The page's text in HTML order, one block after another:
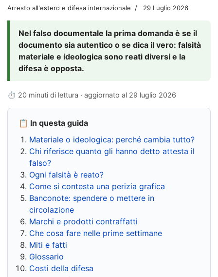
Arresto all'estero e difesa internazionale 29 Luglio 2026
Nel falso documentale la prima domanda è se il
documento sia autentico o se dica il vero: falsità
materiale e ideologica sono reati diversi e la
difesa è opposta.
⏱ 20 minuti di lettura · aggiornato al 29 luglio 2026
📋 In questa guida
Materiale o ideologica: perché cambia tutto?
Chi riferisce quanto gli hanno detto attesta il
falso?
Ogni falsità è reato?
Come si contesta una perizia grafica
Banconote: spendere o mettere in
circolazione
Marchi e prodotti contraffatti
Che cosa fare nelle prime settimane
Miti e fatti
Glossario
Costi della difesa